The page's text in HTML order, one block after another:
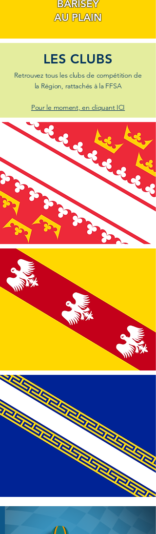
BARISEY
AU PLAIN
LES CLUBS
Retrouvez tous les clubs de compétition de
la Région, rattachés à la FFSA
Pour le moment, en cliquant ICI